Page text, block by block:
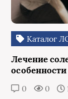
Каталог
Лечение
0 0